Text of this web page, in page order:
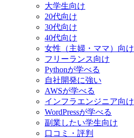
大学生向け
20代向け
30代向け
40代向け
女性（主婦・ママ）向け
フリーランス向け
Pythonが学べる
自社開発に強い
AWSが学べる
インフラエンジニア向け
WordPressが学べる
副業したい学生向け
口コミ・評判